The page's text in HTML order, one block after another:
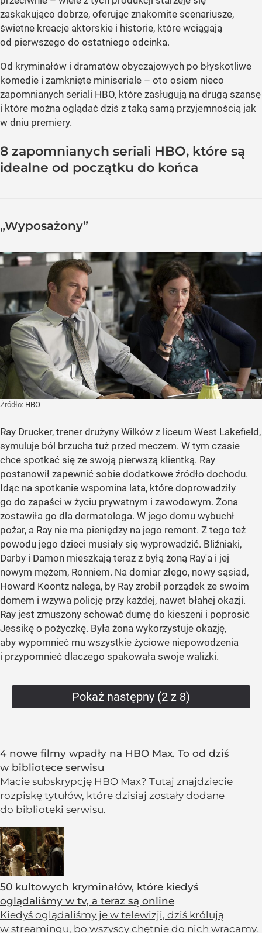
zaskakująco dobrze, oferując znakomite scenariusze,
świetne kreacje aktorskie i historie, które wciągają
od pierwszego do ostatniego odcinka.
Od kryminałów i dramatów obyczajowych po błyskotliwe
komedie i zamknięte miniseriale – oto osiem nieco
zapomnianych seriali HBO, które zasługują na drugą szansę
i które można oglądać dziś z taką samą przyjemnością jak
w dniu premiery.
8 zapomnianych seriali HBO, które są
idealne od początku do końca
„Wyposażony”
Żródło: HBO
Ray Drucker, trener drużyny Wilków z liceum West Lakefield,
symuluje ból brzucha tuż przed meczem. W tym czasie
chce spotkać się ze swoją pierwszą klientką. Ray
postanowił zapewnić sobie dodatkowe źródło dochodu.
Idąc na spotkanie wspomina lata, które doprowadziły
go do zapaści w życiu prywatnym i zawodowym. Żona
zostawiła go dla dermatologa. W jego domu wybuchł
pożar, a Ray nie ma pieniędzy na jego remont. Z tego też
powodu jego dzieci musiały się wyprowadzić. Bliźniaki,
Darby i Damon mieszkają teraz z byłą żoną Ray'a i jej
nowym mężem, Ronniem. Na domiar złego, nowy sąsiad,
Howard Koontz nalega, by Ray zrobił porządek ze swoim
domem i wzywa policję przy każdej, nawet błahej okazji.
Ray jest zmuszony schować dumę do kieszeni i poprosić
Jessikę o pożyczkę. Była żona wykorzystuje okazję,
aby wypomnieć mu wszystkie życiowe niepowodzenia
i przypomnieć dlaczego spakowała swoje walizki.
Pokaż następny (2 z 8)
4 nowe filmy wpadły na HBO Max. To od dziś
w bibliotece serwisu
Macie subskrypcję HBO Max? Tutaj znajdziecie
rozpiskę tytułów, które dzisiaj zostały dodane
do biblioteki serwisu.
50 kultowych kryminałów, które kiedyś
oglądaliśmy w tv, a teraz są online
Kiedyś oglądaliśmy je w telewizji, dziś królują
w streamingu, bo wszyscy chętnie do nich wracamy.